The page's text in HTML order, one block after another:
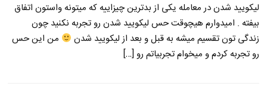
لیکویید شدن در معامله یکی از بدترین چیزاییه که میتونه واستون اتفاق
بیفته . امیدوارم هیچوقت حس لیکویید شدن رو تجربه نکنید چون
زندگی تون تقسیم میشه به قبل و بعد از لیکویید شدن
من این حس
رو تجربه کردم و میخوام تجربیاتم رو […]